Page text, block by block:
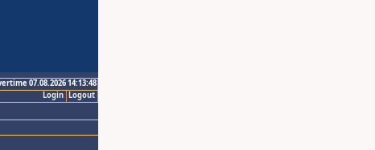
07.08.2026 14:13:48
Logout
Login